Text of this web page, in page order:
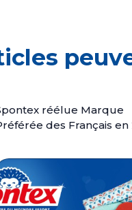
réélue Marque
des Français en